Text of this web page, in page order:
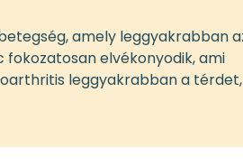
amely leggyakrabban
elvékonyodik, ami
leggyakrabban a